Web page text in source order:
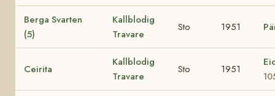
Berga Svarten
(5)
Kallblodig
Travare
Sto 1951
Ceirita
Kallblodig
Travare
Sto 1951